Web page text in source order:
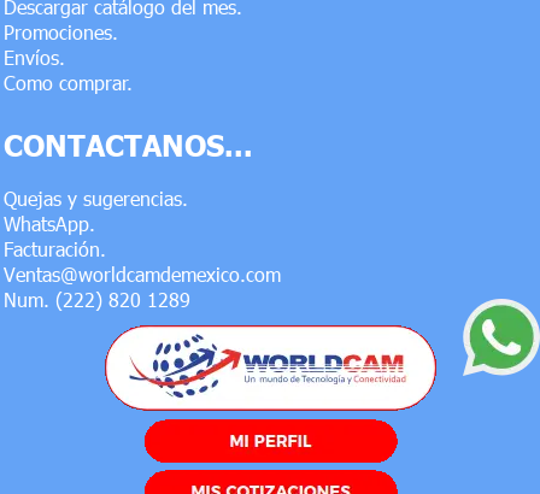
Descargar catálogo del mes.
Promociones.
Envíos.
Como comprar.
CONTACTANOS...
Quejas y sugerencias.
WhatsApp.
Facturación.
Ventas@worldcamdemexico.com
Num. (222) 820 1289